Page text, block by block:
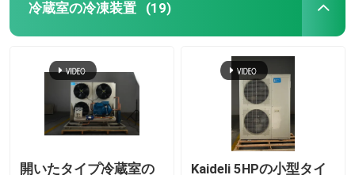
冷蔵室の冷凍装置 (19)
開いたタイプ冷蔵室の
Kaideli 5HPの小型タイ